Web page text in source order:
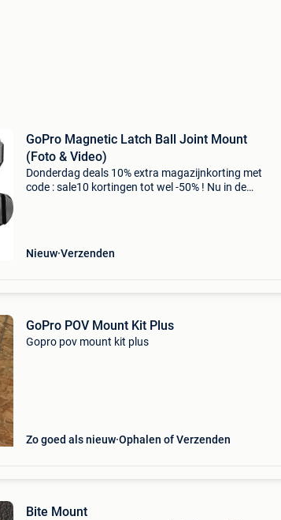
GoPro Magnetic Latch Ball Joint Mount
(Foto & Video)
Donderdag deals 10% extra magazijnkorting met
code : sale10 kortingen tot wel -50% ! Nu in de
Nieuw Verzenden
GoPro POV Mount Kit Plus
Gopro pov mount kit plus
Zo goed als nieuw Ophalen of Verzenden
Bite Mount